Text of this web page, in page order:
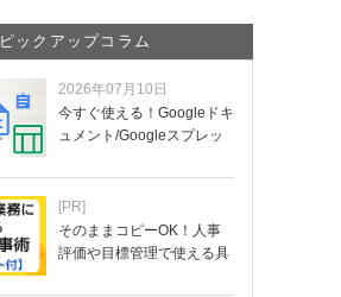
ピックアップコラム
2026年07月10日
今すぐ使える！Googleドキ
ュメント/Googleスプレッ
[PR]
そのままコピーOK！人事
評価や目標管理で使える具